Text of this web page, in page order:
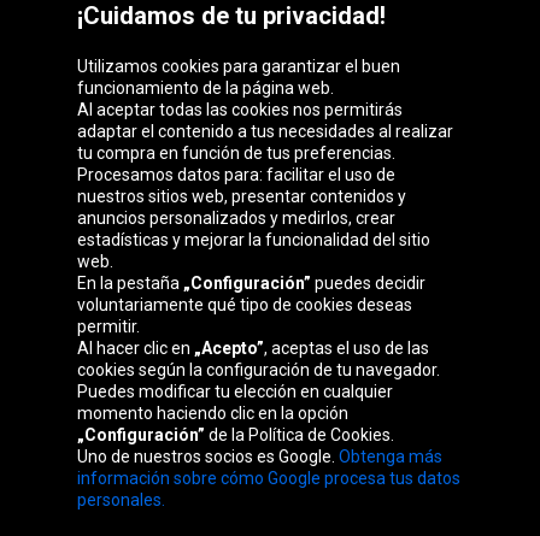
Grupo Oponeo
Belgique
republika
France Italia Magyarország Nederland
Österreich Polska
Slovenská
republika
United
Kingdom
¡Cuidamos de tu privacidad!
Utilizamos cookies para garantizar el buen
funcionamiento de la página web.
Al aceptar todas las cookies nos permitirás
adaptar el contenido a tus necesidades al realizar
tu compra en función de tus preferencias.
Procesamos datos para: facilitar el uso de
nuestros sitios web, presentar contenidos y
anuncios personalizados y medirlos, crear
estadísticas y mejorar la funcionalidad del sitio
web.
En la pestaña „Configuración” puedes decidir
voluntariamente qué tipo de cookies deseas
permitir.
Al hacer clic en „Acepto”, aceptas el uso de las
cookies según la configuración de tu navegador.
Puedes modificar tu elección en cualquier
momento haciendo clic en la opción
„Configuración” de la Política de Cookies.
Uno de nuestros socios es Google. Obtenga más
información sobre cómo Google procesa tus datos
personales.